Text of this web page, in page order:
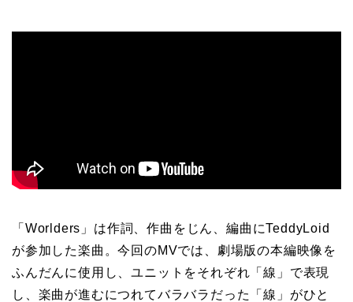
「Worlders」は作詞、作曲をじん、編曲にTeddyLoid
が参加した楽曲。今回のMVでは、劇場版の本編映像を
ふんだんに使用し、ユニットをそれぞれ「線」で表現
し、楽曲が進むにつれてバラバラだった「線」がひと